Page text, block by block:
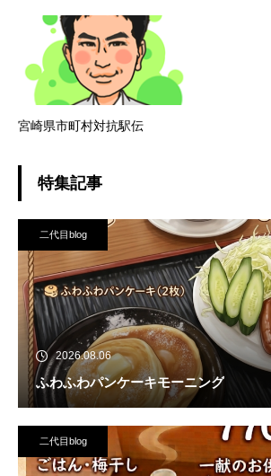
宮崎県市町村対抗駅伝
特集記事
二代目blog
2026.08.06
ふわふわパンケーキモーニング
二代目blog